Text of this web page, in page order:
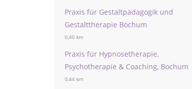
Praxis für Gestaltpädagogik und
Gestalttherapie Bochum
0,40 km
Praxis für Hypnosetherapie,
Psychotherapie & Coaching, Bochum
0,44 km